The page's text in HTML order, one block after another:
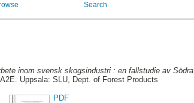
Search
inom svensk skogsindustri : en fallstudie av
Uppsala: SLU, Dept. of Forest Products
PDF